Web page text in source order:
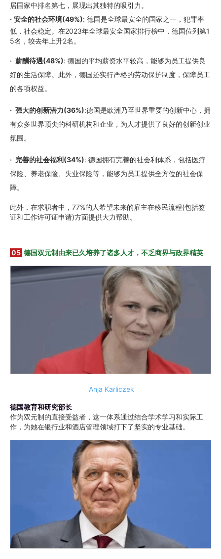
居国家中排名第七，展现出其独特的吸引力。
· 安全的社会环境(49%): 德国是全球最安全的国家之一，犯罪率
低，社会稳定。在2023年全球最安全国家排行榜中，德国位列第1
5名，较去年上升2名。
· 薪酬待遇(48%): 德国的平均薪资水平较高，能够为员工提供良
好的生活保障。此外，德国还实行严格的劳动保护制度，保障员工
的各项权益。
· 强大的创新潜力(36%):德国是欧洲乃至世界重要的创新中心，拥
有众多世界顶尖的科研机构和企业，为人才提供了良好的创新创业
氛围。
· 完善的社会福利(34%): 德国拥有完善的社会利体系，包括医疗
保险、养老保险、失业保险等，能够为员工提供全方位的社会保
障。
此外，在求职者中，77%的人希望未来的雇主在移民流程(包括签
证和工作许可证申请)方面提供大力帮助。
05 德国双元制由来已久培养了诸多人才，不乏商界与政界精英
Anja Karliczek
德国教育和研究部长
作为双元制的直接受益者，这一体系通过结合学术学习和实际工
作，为她在银行业和酒店管理领域打下了坚实的专业基础。